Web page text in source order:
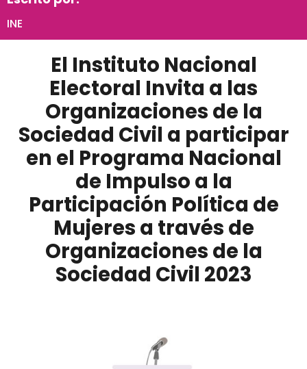
INE
El Instituto Nacional
Electoral Invita a las
Organizaciones de la
Sociedad Civil a participar
en el Programa Nacional
de Impulso a la
Participación Política de
Mujeres a través de
Organizaciones de la
Sociedad Civil 2023